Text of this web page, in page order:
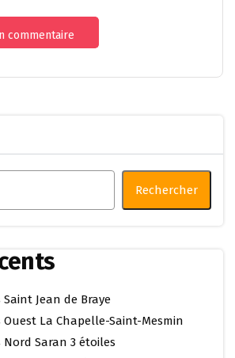
Rechercher
Saint Jean de Braye
Ouest La Chapelle-Saint-Mesmin
Nord Saran 3 étoiles